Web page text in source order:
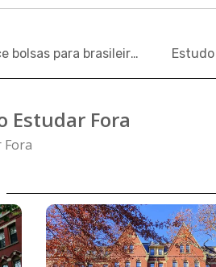
Escola de negócios ESSEC oferece bolsas para brasileiros e estágios remunerados na França
Estudar Fora
Fora